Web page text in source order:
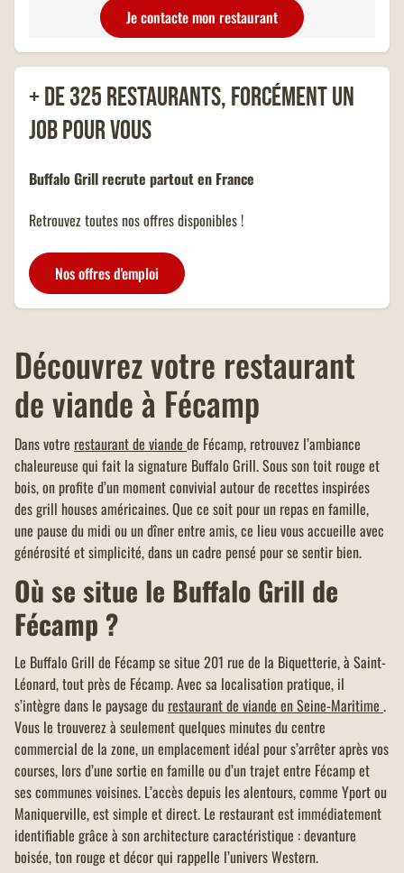
famille nombreuse et dans la
limite d'un menu KIDS par
Je contacte mon restaurant
+ de 325 restaurants, forcément un
job pour vous
Buffalo Grill recrute partout en France
Retrouvez toutes nos offres disponibles !
Nos offres d'emploi
Découvrez votre restaurant
de viandeà Fécamp
Dans votre restaurant de viande de Fécamp, retrouvez l’ambiance
chaleureuse qui fait la signature Buffalo Grill. Sous son toit rouge et
bois, on profite d’un moment convivial autour de recettes inspirées
des grill houses américaines. Que ce soit pour un repas en famille,
une pause du midi ou un dîner entre amis, ce lieu vous accueille avec
générosité et simplicité, dans un cadre pensé pour se sentir bien.
Où se situe le Buffalo Grill de
Fécamp ?
Le Buffalo Grill de Fécamp se situe 201 rue de la Biquetterie, à Saint-
Léonard, tout près de Fécamp. Avec sa localisation pratique, il
s’intègre dans le paysage du restaurant de viande en Seine-Maritime .
Vous le trouverez à seulement quelques minutes du centre
commercial de la zone, un emplacement idéal pour s’arrêter après vos
courses, lors d’une sortie en famille ou d’un trajet entre Fécamp et
ses communes voisines. L’accès depuis les alentours, comme Yport ou
Maniquerville, est simple et direct. Le restaurant est immédiatement
identifiable grâce à son architecture caractéristique : devanture
boisée, ton rouge et décor qui rappelle l’univers Western.